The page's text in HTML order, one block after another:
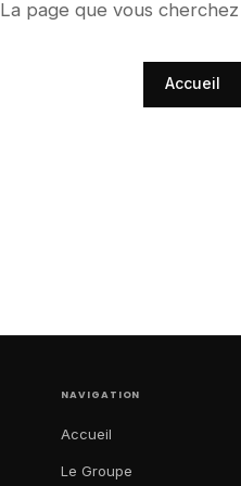
La page que vous
Accueil
NAVIGATION
Accueil
Le Groupe